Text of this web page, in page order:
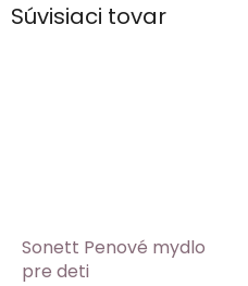
Súvisiaci tovar
Sonett Penové mydlo
pre deti